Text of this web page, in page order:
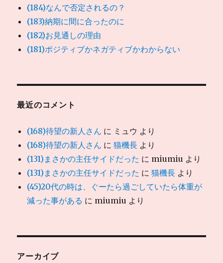
(184)なんで否定されるの？
(183)納期に間に合ったのに
(182)お見通しの理由
(181)ポジティブかネガティブかわからない
最近のコメント
(168)待望の新人さん に ミュウ より
(168)待望の新人さん に猫機長 より
(131)まさかの主任サイドだった に miumiu より
(131)まさかの主任サイドだった に猫機長 より
(45)20代の時は、ぐーたら過ごしていたら体重が
減った事がある に miumiu より
アーカイブ